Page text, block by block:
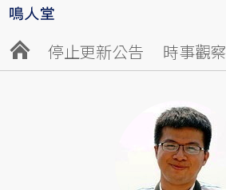
停止更新公告 時事觀察